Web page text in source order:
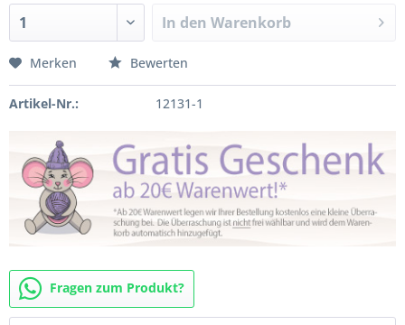
In den Warenkorb
Merken Bewerten
Artikel-Nr.: 12131-1
Fragen zum Produkt?